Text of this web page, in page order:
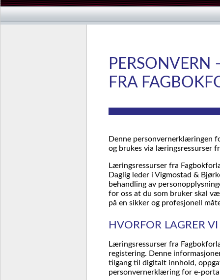
PERSONVERN
FRA
Denne personvernerklæringen
og brukes via læringsressurser
Læringsressurser fra
Daglig leder i Vigmostad &
behandling av
for oss at du som bruker skal
på en sikker og profesjonell
HVORFOR LAGRER
Læringsressurser fra
registering. Denne
tilgang til digitalt innhold,
personvernerklæring for e-